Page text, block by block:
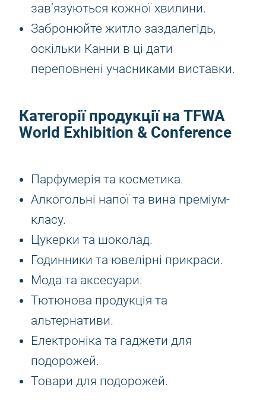
зав’язуються кожної хвилини.
Забронюйте житло заздалегідь,
оскільки Канни в ці дати
переповнені учасниками виставки.
Категорії продукції на TFWA
World Exhibition & Conference
Парфумерія та косметика.
Алкогольні напої та вина преміум-
класу.
Цукерки та шоколад.
Годинники та ювелірні прикраси.
Мода та аксесуари.
Тютюнова продукція та
альтернативи.
Електроніка та гаджети для
подорожей.
Товари для подорожей.